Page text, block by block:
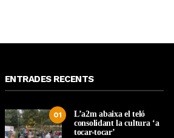
ENTRADES RECENTS
01
L’a2m abaixa el teló
consolidant la cultura ‘a
tocar-tocar’